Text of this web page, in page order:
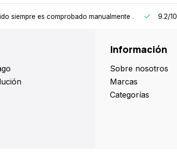
siempre es comprobado manualmente . 9.2/10
Información
Sobre nosotros
Marcas
Categorías